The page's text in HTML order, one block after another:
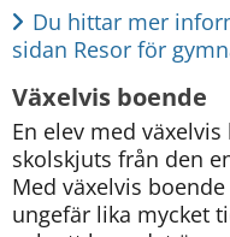
Du hittar mer
sidan Resor för
Växelvis boende
En elev med
skolskjuts från den
Med växelvis
ungefär lika mycket